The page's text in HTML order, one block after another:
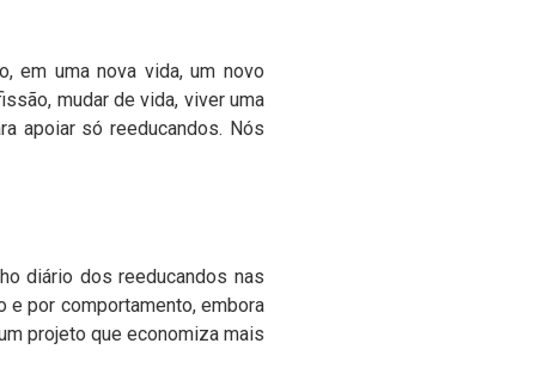
em uma nova vida, um novo
mudar de vida, viver uma
apoiar só reeducandos. Nós
diário dos reeducandos nas
por comportamento, embora
projeto que economiza mais